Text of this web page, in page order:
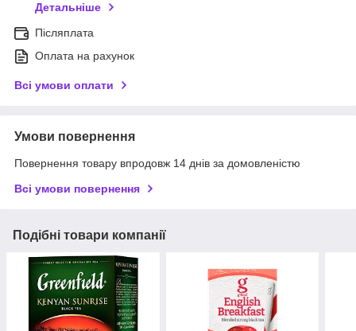
Детальніше
Післяплата
Оплата на рахунок
Всі умови оплати
Умови повернення
Повернення товару впродовж 14 днів за домовленістю
Всі умови повернення
Подібні товари компанії